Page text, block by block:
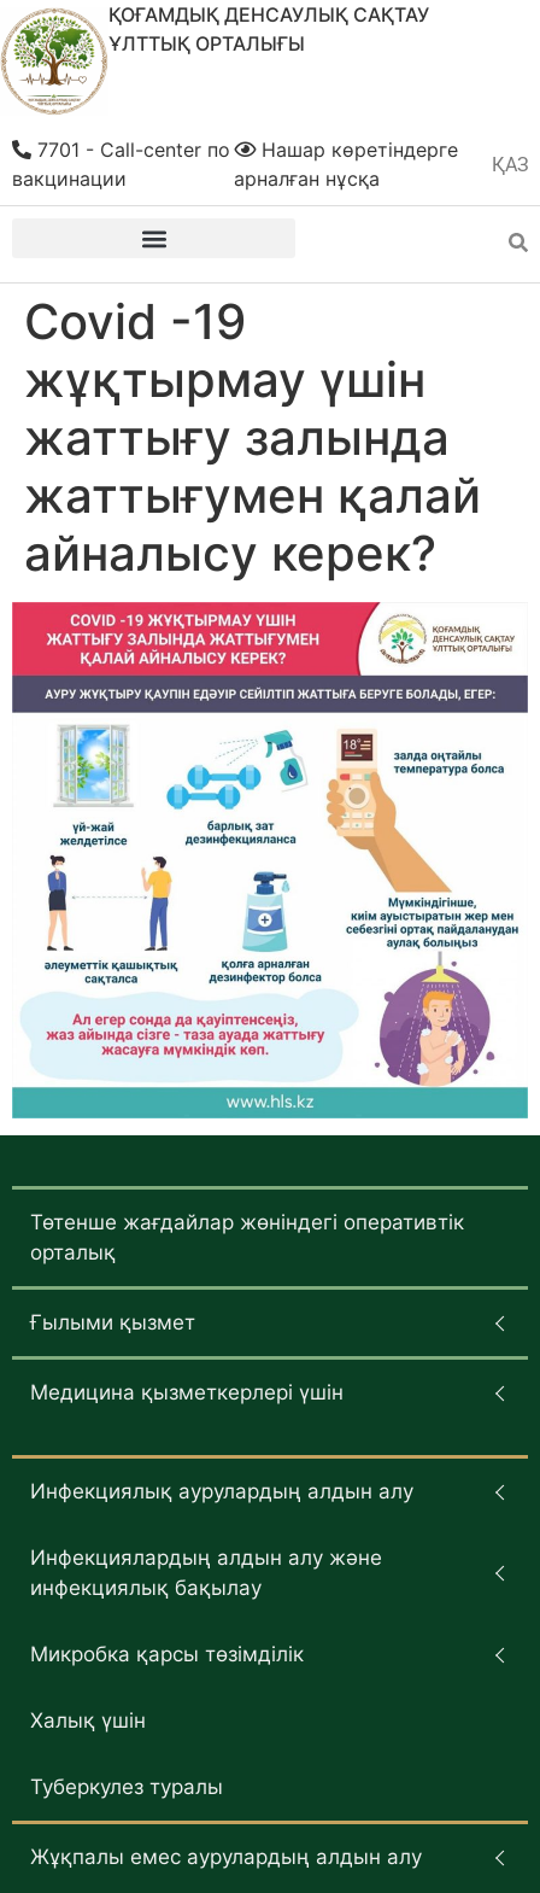
ҚОҒАМДЫҚ ДЕНСАУЛЫҚ САҚТАУ
ҰЛТТЫҚ ОРТАЛЫҒЫ
ҚАЗ
РУС
Нашар көретіндерге
арналған нұсқа
7701 - Call-center по
вакцинации
Covid -19
жұқтырмау үшін
жаттығу залында
жаттығумен қалай
айналысу керек?
Төтенше жағдайлар жөніндегі оперативтік
орталық
Ғылыми қызмет
Медицина қызметкерлері үшін
Инфекциялық аурулардың алдын алу
Инфекциялардың алдын алу және
инфекциялық бақылау
Микробка қарсы төзімділік
Халық үшін
Туберкулез туралы
Жұқпалы емес аурулардың алдын алу